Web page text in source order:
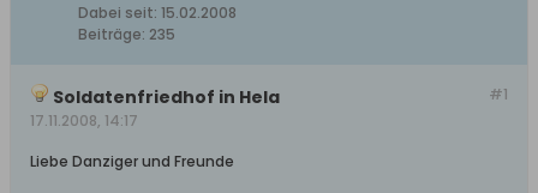
Dabei seit: 15.02.2008
Beiträge: 235
#1
Soldatenfriedhof in Hela
17.11.2008, 14:17
Liebe Danziger und Freunde